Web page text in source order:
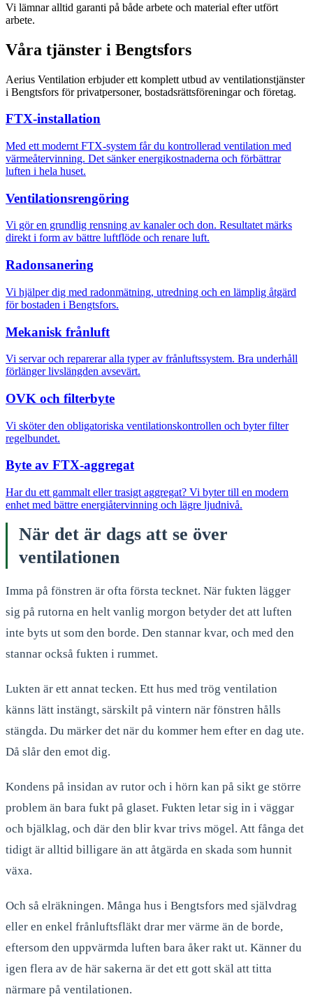
Vi lämnar alltid garanti på både arbete och material efter utfört
arbete.
Våra tjänster i Bengtsfors
Aerius Ventilation erbjuder ett komplett utbud av ventilationstjänster
i Bengtsfors för privatpersoner, bostadsrättsföreningar och företag.
FTX-installation
Med ett modernt FTX-system får du kontrollerad ventilation med
värmeåtervinning. Det sänker energikostnaderna och förbättrar
luften i hela huset.
Ventilationsrengöring
Vi gör en grundlig rensning av kanaler och don. Resultatet märks
direkt i form av bättre luftflöde och renare luft.
Radonsanering
Vi hjälper dig med radonmätning, utredning och en lämplig åtgärd
för bostaden i Bengtsfors.
Mekanisk frånluft
Vi servar och reparerar alla typer av frånluftssystem. Bra underhåll
förlänger livslängden avsevärt.
OVK och filterbyte
Vi sköter den obligatoriska ventilationskontrollen och byter filter
regelbundet.
Byte av FTX-aggregat
Har du ett gammalt eller trasigt aggregat? Vi byter till en modern
enhet med bättre energiåtervinning och lägre ljudnivå.
När det är dags att se över
ventilationen
Imma på fönstren är ofta första tecknet. När fukten lägger
sig på rutorna en helt vanlig morgon betyder det att luften
inte byts ut som den borde. Den stannar kvar, och med den
stannar också fukten i rummet.
Lukten är ett annat tecken. Ett hus med trög ventilation
känns lätt instängt, särskilt på vintern när fönstren hålls
stängda. Du märker det när du kommer hem efter en dag ute.
Då slår den emot dig.
Kondens på insidan av rutor och i hörn kan på sikt ge större
problem än bara fukt på glaset. Fukten letar sig in i väggar
och bjälklag, och där den blir kvar trivs mögel. Att fånga det
tidigt är alltid billigare än att åtgärda en skada som hunnit
växa.
Och så elräkningen. Många hus i Bengtsfors med självdrag
eller en enkel frånluftsfläkt drar mer värme än de borde,
eftersom den uppvärmda luften bara åker rakt ut. Känner du
igen flera av de här sakerna är det ett gott skäl att titta
närmare på ventilationen.